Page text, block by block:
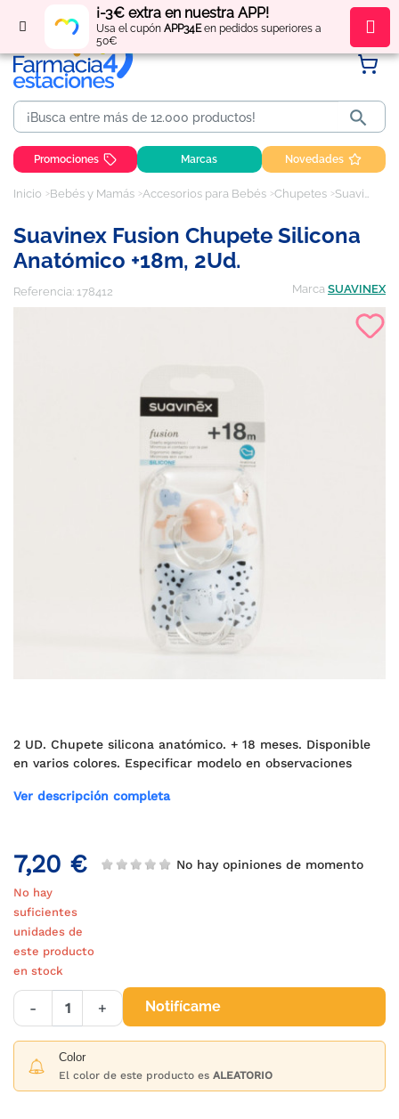
¡-3€ extra en nuestra APP!
Usa el cupón APP34Een pedidos superiores a
50€
Regístratey obténpuntos por tus compras

Promociones Marcas Novedades
Inicio Bebés y Mamás Accesorios para Bebés Chupetes Suavinex Fusion Chupete Silicona Anatómico +18m, 2Ud.
Suavinex Fusion Chupete Silicona
Anatómico +18m, 2Ud.
Referencia: 178412 Marca SUAVINEX
2 UD. Chupete silicona anatómico. + 18 meses. Disponible
en varios colores. Especificar modelo en observaciones
Ver descripción completa
7,20 € No hay opiniones de momento
No hay
suficientes
unidades de
este producto
en stock
- + Notifícame
Color
El color de este producto es ALEATORIO